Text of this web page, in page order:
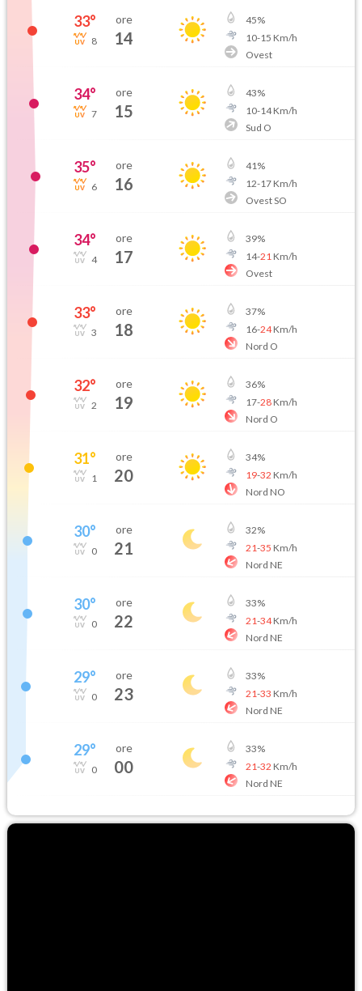
33°
8
ore
14
45%
10-15 Km/h
Ovest
34°
7
ore
15
43%
10-14Km/h
Sud O
35°
6
ore
16
41%
12-17Km/h
Ovest SO
34°
4
ore
17
39%
14-21 Km/h
Ovest
33°
3
ore
18
37%
16-24Km/h
Nord O
32°
2
ore
19
36%
17-28Km/h
Nord O
31°
1
ore
20
34%
19-32 Km/h
Nord NO
30°
0
ore
21
32%
21-35 Km/h
Nord NE
30°
0
ore
22
33%
21-34Km/h
Nord NE
29°
0
ore
23
33%
21-33 Km/h
Nord NE
29°
0
ore
00
33%
21-32 Km/h
Nord NE